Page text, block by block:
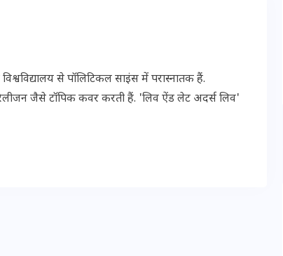
से पॉलिटिकल साइंस में परास्नातक हैं.
जैसे टॉपिक कवर करती हैं. 'लिव ऐंड लेट अदर्स लिव'
24 अगस्त 2025